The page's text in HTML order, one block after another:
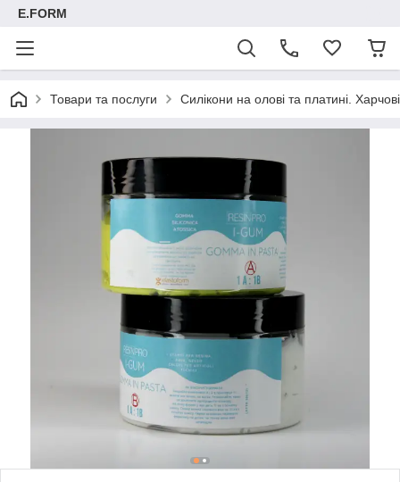
E.FORM
Товари та послуги Силікони на олові та платині.